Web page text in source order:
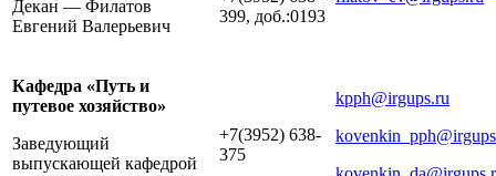
Декан — Филатов
Евгений Валерьевич
399, доб.:0193
Кафедра «Путь и
путевое хозяйство»
Заведующий
выпускающей кафедрой
+7(3952) 638-
375
kpph@irgups.ru